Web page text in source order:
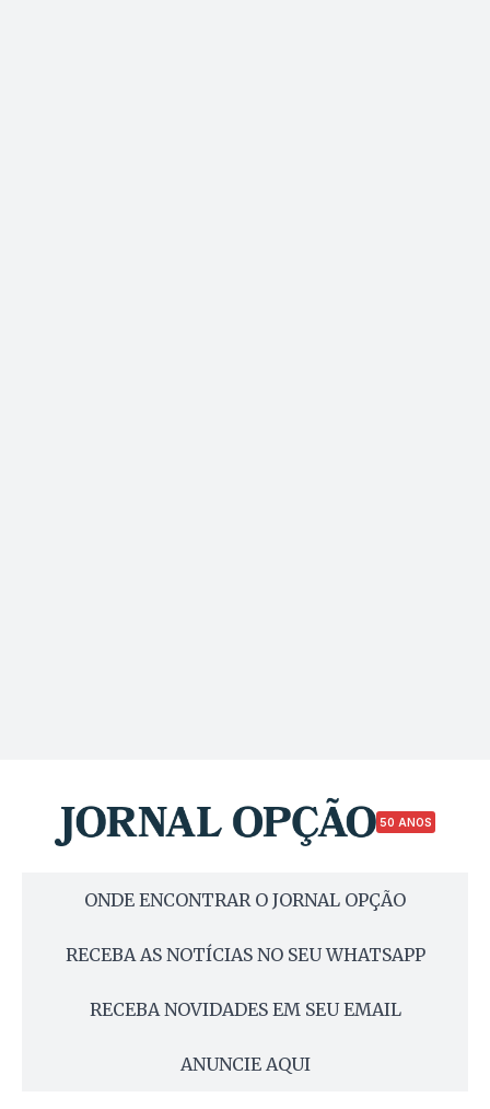
50 ANOS
ONDE ENCONTRAR O JORNAL OPÇÃO
RECEBA AS NOTÍCIAS NO SEU WHATSAPP
RECEBA NOVIDADES EM SEU EMAIL
ANUNCIE AQUI